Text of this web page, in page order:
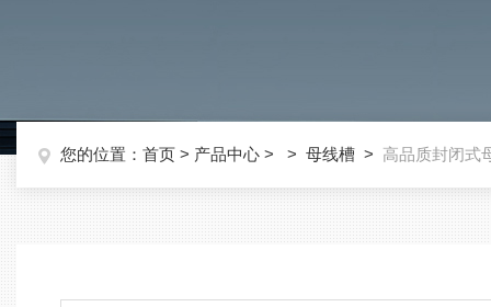
您的位置： 首页 > 产品中心 > > 母线槽 > 高品质封闭式